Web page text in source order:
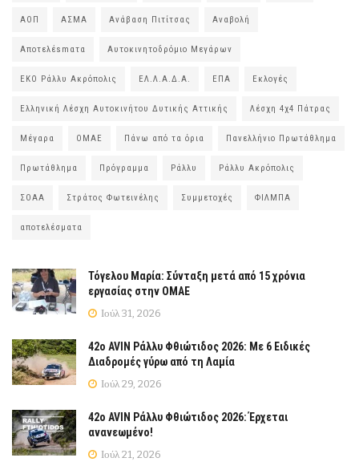
ΑΟΠ ΑΣΜΑ Ανάβαση Πιτίτσας Αναβολή
Αποτελέsmατα Αυτοκινητοδρόμιο Μεγάρων
ΕΚΟ Ράλλυ Ακρόπολις ΕΛ.Λ.Α.Δ.Α. ΕΠΑ Εκλογές
Ελληνική Λέσχη Αυτοκινήτου Δυτικής Αττικής Λέσχη 4χ4 Πάτρας
Μέγαρα ΟΜΑΕ Πάνω από τα όρια Πανελλήνιο Πρωτάθλημα
Πρωτάθλημα Πρόγραμμα Ράλλυ Ράλλυ Ακρόπολις
ΣΟΑΑ Στράτος Φωτεινέλης Συμμετοχές ΦΙΛΜΠΑ
αποτελέσματα
Τόγελου Μαρία: Σύνταξη μετά από 15 χρόνια
εργασίας στην ΟΜΑΕ
Ιούλ 31, 2026
42ο AVIN Ράλλυ Φθιώτιδος 2026: Με 6 Ειδικές
Διαδρομές γύρω από τη Λαμία
Ιούλ 29, 2026
42ο AVIN Ράλλυ Φθιώτιδος 2026: Έρχεται
ανανεωμένο!
Ιούλ 21, 2026